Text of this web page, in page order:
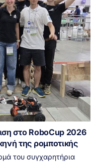
στο RoboCup 2026
της ρομποτικής
του συγχαρητήρια